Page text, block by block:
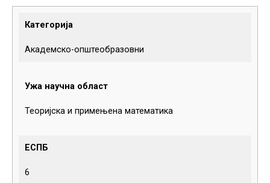
Категорија
Академско-општеобразовни
Ужа научна област
Теоријска и примењена математика
ЕСПБ
6